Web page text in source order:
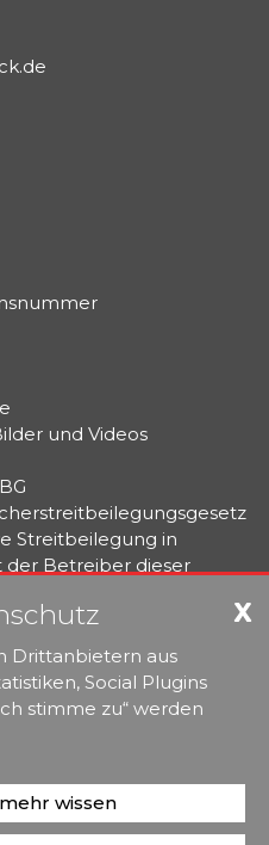
und Videos
Streitbeilegung in
der Betreiber dieser
einer
teilzunehmen.
Impressums-
X
Drittanbietern aus
Social Plugins
stimme zu“ werden
wissen